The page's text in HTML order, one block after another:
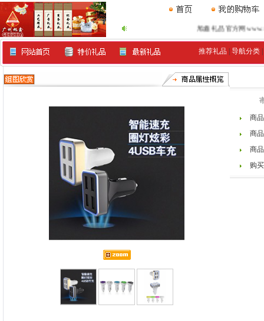
旭鑫礼品官方网
推荐礼品 |导航分类
商
商
商
购